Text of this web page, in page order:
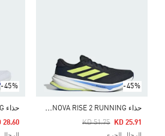
-45%
ح
ذاء SUPERNOVA RISE 2 RUNNING
Price Reduced From
KD 51.75
To KD 25.91
-45%
28.60